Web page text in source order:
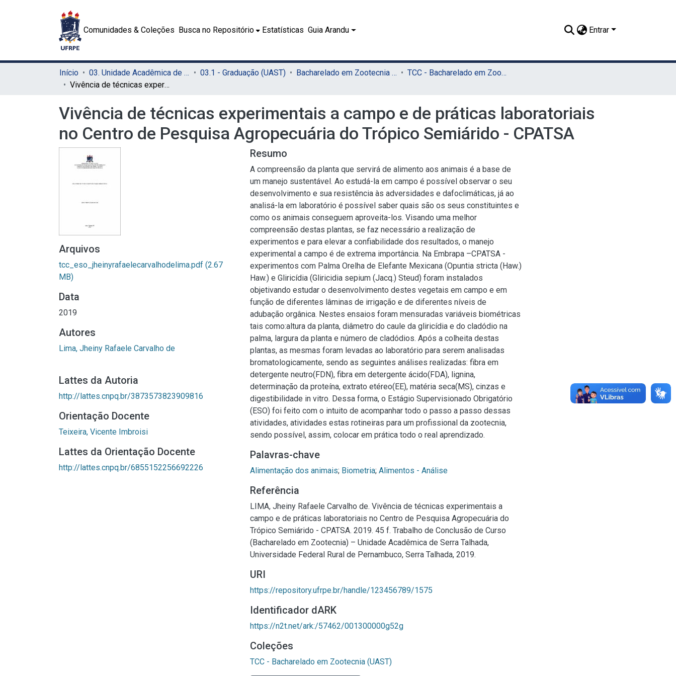
Comunidades & Coleções Busca no Repositório Estatísticas Guia Arandu Entrar
Início 03. Unidade Acadêmica de Serra Talhada (UAST) 03.1 - Graduação (UAST) Bacharelado em Zootecnia (UAST)
TCC - Bacharelado em Zootecnia (UAST)
Vivência de técnicas experimentais a campo e de práticas laboratoriais no Centro de Pesquisa Agropecuária do Trópico Semiárido - CPATSA
Vivência de técnicas experimentais a campo e de práticas laboratoriais
no Centro de Pesquisa Agropecuária do Trópico Semiárido - CPATSA
Arquivos
tcc_eso_jheinyrafaelecarvalhodelima.pdf (2.67
MB)
Data
2019
Autores
Lima, Jheiny Rafaele Carvalho de
Lattes da Autoria
http://lattes.cnpq.br/3873573823909816
Orientação Docente
Teixeira, Vicente Imbroisi
Lattes da Orientação Docente
http://lattes.cnpq.br/6855152256692226
Resumo
A compreensão da planta que servirá de alimento aos animais é a base de
um manejo sustentável. Ao estudá-la em campo é possível observar o seu
desenvolvimento e sua resistência às adversidades e dafoclimáticas, já ao
analisá-la em laboratório é possível saber quais são os seus constituintes e
como os animais conseguem aproveita-los. Visando uma melhor
compreensão destas plantas, se faz necessário a realização de
experimentos e para elevar a confiabilidade dos resultados, o manejo
experimental a campo é de extrema importância. Na Embrapa –CPATSA -
experimentos com Palma Orelha de Elefante Mexicana (Opuntia stricta (Haw.)
Haw.) e Gliricídia (Gliricidia sepium (Jacq.) Steud) foram instalados
objetivando estudar o desenvolvimento destes vegetais em campo e em
função de diferentes lâminas de irrigação e de diferentes níveis de
adubação orgânica. Nestes ensaios foram mensuradas variáveis biométricas
tais como:altura da planta, diâmetro do caule da gliricídia e do cladódio na
palma, largura da planta e número de cladódios. Após a colheita destas
plantas, as mesmas foram levadas ao laboratório para serem analisadas
bromatologicamente, sendo as seguintes análises realizadas: fibra em
detergente neutro(FDN), fibra em detergente ácido(FDA), lignina,
determinação da proteína, extrato etéreo(EE), matéria seca(MS), cinzas e
digestibilidade in vitro. Dessa forma, o Estágio Supervisionado Obrigatório
(ESO) foi feito com o intuito de acompanhar todo o passo a passo dessas
atividades, atividades estas rotineiras para um profissional da zootecnia,
sendo possível, assim, colocar em prática todo o real aprendizado.
Palavras-chave
Alimentação dos animais; Biometria; Alimentos - Análise
Referência
LIMA, Jheiny Rafaele Carvalho de. Vivência de técnicas experimentais a
campo e de práticas laboratoriais no Centro de Pesquisa Agropecuária do
Trópico Semiárido - CPATSA. 2019. 45 f. Trabalho de Conclusão de Curso
(Bacharelado em Zootecnia) – Unidade Acadêmica de Serra Talhada,
Universidade Federal Rural de Pernambuco, Serra Talhada, 2019.
URI
https://repository.ufrpe.br/handle/123456789/1575
Identificador dARK
https://n2t.net/ark:/57462/001300000g52g
Coleções
TCC - Bacharelado em Zootecnia (UAST)